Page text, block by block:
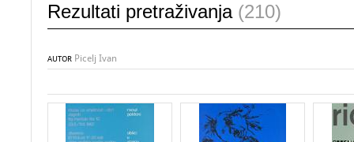
Rezultati pretraživanja (210)
AUTOR Picelj Ivan